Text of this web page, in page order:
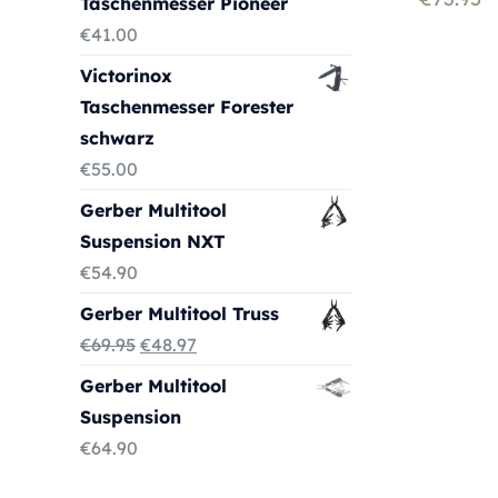
€41.00
Victorinox
Taschenmesser Forester
schwarz
€55.00
Gerber Multitool
Suspension NXT
€54.90
Gerber Multitool Truss
€69.95 Ursprünglicher
Preis
war:
€48.97
Preis
Gerber Multitool
Suspension
€64.90